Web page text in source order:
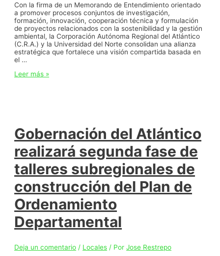
Con la firma de un Memorando de Entendimiento orientado
a promover procesos conjuntos de investigación,
formación, innovación, cooperación técnica y formulación
de proyectos relacionados con la sostenibilidad y la gestión
ambiental, la Corporación Autónoma Regional del Atlántico
(C.R.A.) y la Universidad del Norte consolidan una alianza
estratégica que fortalece una visión compartida basada en
el …
C.R.A
responder
a
desafíos
ambientales
Leer más »
Gobernación del Atlántico
realizará segunda fase de
talleres subregionales de
construcción del Plan de
Ordenamiento
Departamental
Deja un comentario / Locales / PorJose Restrepo